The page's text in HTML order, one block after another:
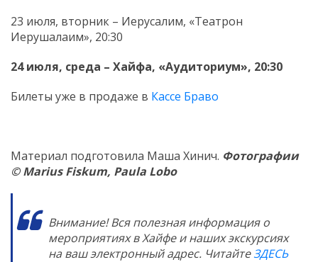
23 июля, вторник – Иерусалим, «Театрон
Иерушалаим», 20:30
24 июля, среда – Хайфа, «Аудиториум», 20:30
Билеты уже в продаже в Кассе Браво
Материал подготовила Маша Хинич. Фотографии
© Marius Fiskum, Paula Lobo
Внимание! Вся полезная информация о
мероприятиях в Хайфе и наших экскурсиях
на ваш электронный адрес. ЧитайтеЗДЕСЬ